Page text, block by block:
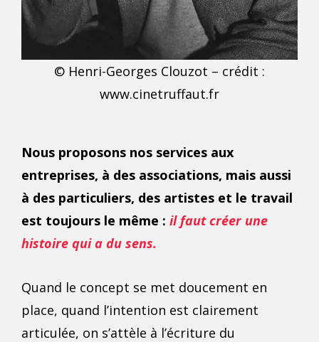
© Henri-Georges Clouzot – crédit :
www.cinetruffaut.fr
Nous proposons nos services aux
entreprises, à des associations, mais aussi
à des particuliers, des artistes et le travail
est toujours le même : il faut créer une
histoire qui a du sens.
Quand le concept se met doucement en
place, quand l’intention est clairement
articulée, on s’attèle à l’écriture du